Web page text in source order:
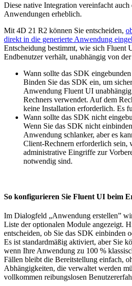
Diese native Integration vereinfacht
Anwendungen erheblich.
Mit 4D 21 R2 können Sie entscheiden,
direkt in die generierte Anwendung
Entscheidung bestimmt, wie sich Fluent
Endbenutzer verhält, unabhängig von
Wann sollte das SDK
Binden Sie das SDK ein, um
Anwendung Fluent UI
Rechners verwendet. Auf dem
keine Installation erforderlich. Es
Wann sollte das SDK nicht
Wenn Sie das SDK nicht
Anwendung schlanker, aber es
Client-Rechnern erforderlich sein,
administrative Eingriffe zur
notwendig sind.
So konfigurieren Sie Fluent UI beim
Im Dialogfeld „Anwendung erstellen”
Liste der optionalen Module angezeigt.
entscheiden, ob Sie das SDK einbinden
Es ist standardmäßig aktiviert, aber Sie
wenn Ihre Anwendung zu 100 %
Fällen bleibt die Bereitstellung einfach,
Abhängigkeiten, die verwaltet werden
vollkommen reibungslosen